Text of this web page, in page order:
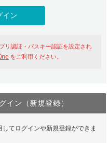
にログイン
ーを含む最新の機能を使う方
Oneにログイン
アカウント作成
リ認証・パスキー認証を設定され
をご利用ください。
イン（新規登録）
てログインや新規登録ができま